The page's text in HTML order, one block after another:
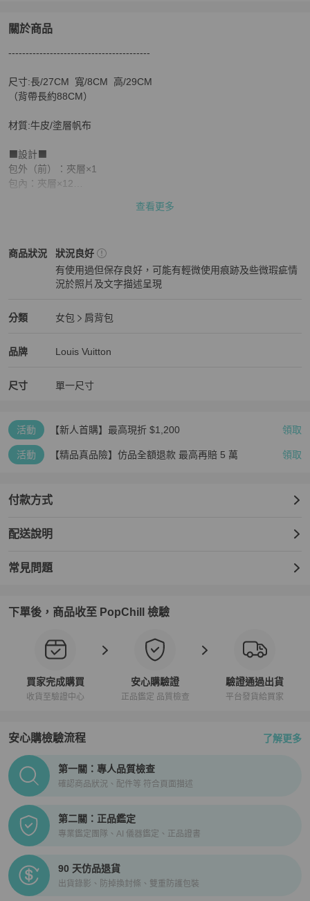
關於商品
關於💪爸氣降價👔限時優惠只到8/16‼️【8成新】㊣✨Louis
-----------------------------------------
尺寸:長/27CM  寬/8CM  高/29CM
（背帶長約88CM）
材質:牛皮/塗層帆布
⬛設計⬛
包外（前）：夾層×1
包內：夾層×12
包況約8成新，輕微使用感，外觀乾淨漂亮，內裡有髒污，開合處上
方有縫補過，但不影響使用，照片都有拍出，請放大檢查照片，僅有
★此為二手包，一定會有使用痕跡，已盡力多照片拍出商品原貌，但
還是可能會有小細節沒拍到，高標者請繞道，不能接受使用痕跡請勿
購買！避免浪費彼此時間，謝謝🫸🫷
查看更多
商品狀況
Louis Vuitton女包商品狀態與細節
狀況良好
有使用過但保存良好，可能有輕微使用痕跡及些微瑕疵情
況於照片及文字描述呈現
分類
Louis Vuitton女包 分類資訊
女包
肩背包
品牌
Louis Vuitton精品女包品牌介紹
Louis Vuitton
Louis Vuitton推薦清單
尺寸 單一尺寸
活動 【新人首購】最高現折 $1,200 領取
活動 【精品真品險】仿品全額退款 最高再賠 5 萬 領取
付款方式
配送說明
常見問題
下單後，商品收至 PopChill 檢驗
買家完成購買
收貨至驗證中心
安心購驗證
正品鑑定 品質檢查
驗證通過出貨
平台發貨給買家
安心購檢驗流程 了解更多
PopChill拍拍圈正品驗證、安心購檢驗流程介紹
第一關：專人品質檢查
確認商品狀況、配件等 符合頁面描述
第二關：正品鑑定
專業鑑定團隊、AI 儀器鑑定、正品證書
90 天仿品退貨
出貨錄影、防掉換封條、雙重防護包裝